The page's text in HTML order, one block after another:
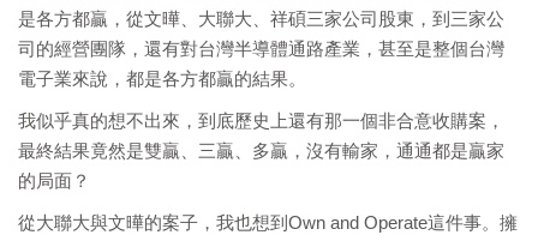
是各方都贏，從文曄、大聯大、祥碩三家公司股東，到三家公
司的經營團隊，還有對台灣半導體通路產業，甚至是整個台灣
電子業來說，都是各方都贏的結果。
我似乎真的想不出來，到底歷史上還有那一個非合意收購案，
最終結果竟然是雙贏、三贏、多贏，沒有輸家，通通都是贏家
的局面？
從大聯大與文曄的案子，我也想到Own and Operate這件事。擁